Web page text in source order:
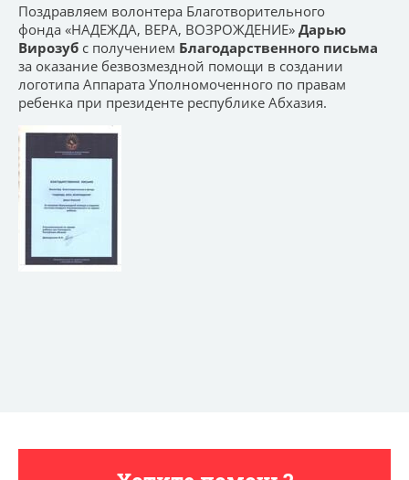
Поздравляем волонтера Благотворительного
фонда «НАДЕЖДА, ВЕРА, ВОЗРОЖДЕНИЕ» Дарью
Вирозуб с получением Благодарственного письма
за оказание безвозмездной помощи в создании
логотипа Аппарата Уполномоченного по правам
ребенка при президенте республике Абхазия.